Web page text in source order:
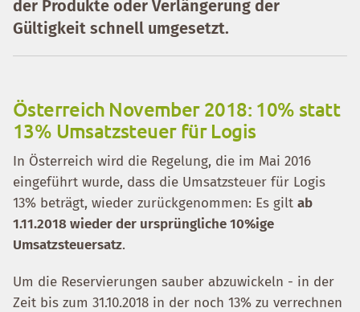
der Produkte oder Verlängerung der
Gültigkeit schnell umgesetzt.
Österreich November 2018: 10% statt
13% Umsatzsteuer für Logis
In Österreich wird die Regelung, die im Mai 2016
eingeführt wurde, dass die Umsatzsteuer für Logis
13% beträgt, wieder zurückgenommen: Es gilt ab
1.11.2018 wieder der ursprüngliche 10%ige
Umsatzsteuersatz.
Um die Reservierungen sauber abzuwickeln - in der
Zeit bis zum 31.10.2018 in der noch 13% zu verrechnen